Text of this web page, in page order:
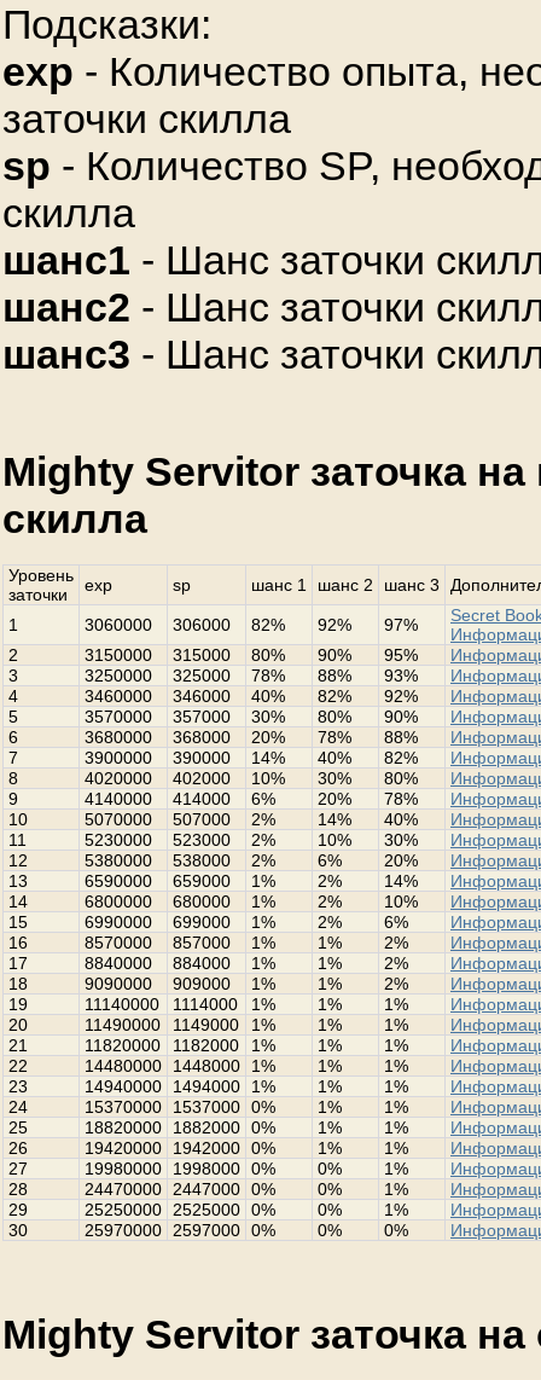
Подсказки:
exp - Количество опыта,
заточки скилла
sp - Количество SP,
скилла
шанс1 - Шанс заточки
шанс2 - Шанс заточки
шанс3 - Шанс заточки
Mighty Servitor заточка
скилла
Уровень
заточки
exp sp шанс 1 шанс 2 шанс 3
1 3060000 306000 82% 92% 97%
Secret
2
3150000 315000 80% 90% 95%
3
3250000 325000 78% 88% 93%
4
3460000 346000 40% 82% 92%
5
3570000 357000 30% 80% 90%
6
3680000 368000 20% 78% 88%
7
3900000 390000 14% 40% 82%
8
4020000 402000 10% 30% 80%
9
4140000 414000 6% 20% 78%
10
5070000 507000 2% 14% 40%
11
5230000 523000 2% 10% 30%
12
5380000 538000 2% 6% 20%
13
6590000 659000 1% 2% 14%
14
6800000 680000 1% 2% 10%
15
6990000 699000 1% 2% 6%
16
8570000 857000 1% 1% 2%
17
8840000 884000 1% 1% 2%
18
9090000 909000 1% 1% 2%
19
11140000 1114000 1% 1% 1%
20
11490000 1149000 1% 1% 1%
21
11820000 1182000 1% 1% 1%
22
14480000 1448000 1% 1% 1%
23
14940000 1494000 1% 1% 1%
24
15370000 1537000 0% 1% 1%
25
18820000 1882000 0% 1% 1%
26
19420000 1942000 0% 1% 1%
27
19980000 1998000 0% 0% 1%
28
24470000 2447000 0% 0% 1%
29
25250000 2525000 0% 0% 1%
30
25970000 2597000 0% 0% 0%
Mighty Servitor заточка